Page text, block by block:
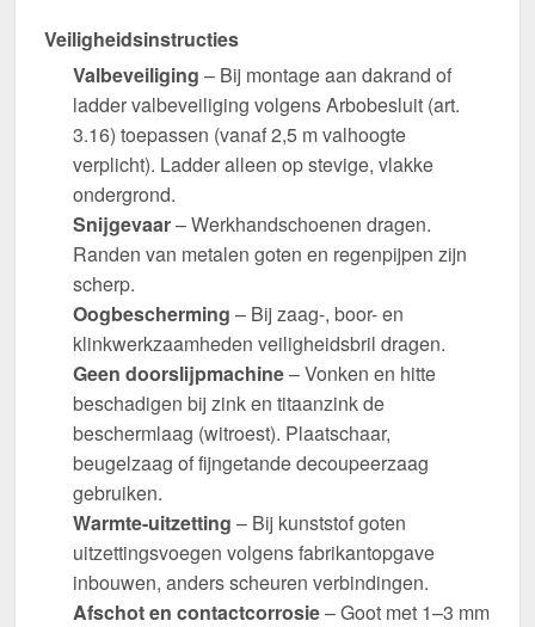
Veiligheidsinstructies
Valbeveiliging – Bij montage aan dakrand of
ladder valbeveiliging volgens Arbobesluit (art.
3.16) toepassen (vanaf 2,5 m valhoogte
verplicht). Ladder alleen op stevige, vlakke
ondergrond.
Snijgevaar– Werkhandschoenen dragen.
Randen van metalen goten en regenpijpen zijn
scherp.
Oogbescherming – Bij zaag-, boor- en
klinkwerkzaamheden veiligheidsbril dragen.
Geen doorslijpmachine– Vonken en hitte
beschadigen bij zink en titaanzink de
beschermlaag (witroest). Plaatschaar,
beugelzaag of fijngetande decoupeerzaag
gebruiken.
Warmte-uitzetting – Bij kunststof goten
uitzettingsvoegen volgens fabrikantopgave
inbouwen, anders scheuren verbindingen.
Afschot en contactcorrosie– Goot met 1–3 mm